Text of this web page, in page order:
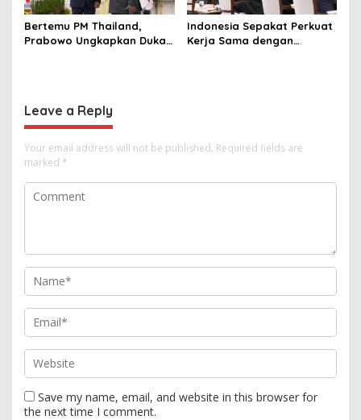
Bertemu PM Thailand,
Prabowo Ungkapkan Duka
Indonesia Sepakat Perkuat
Kerja Sama dengan
Leave a Reply
Your email address will not be published. Required fields are
marked *
Save my name, email, and website in this browser for
the next time I comment.